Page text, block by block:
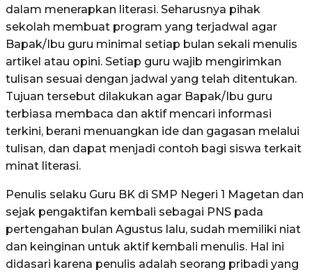
dalam menerapkan literasi. Seharusnya pihak
sekolah membuat program yang terjadwal agar
Bapak/Ibu guru minimal setiap bulan sekali menulis
artikel atau opini. Setiap guru wajib mengirimkan
tulisan sesuai dengan jadwal yang telah ditentukan.
Tujuan tersebut dilakukan agar Bapak/Ibu guru
terbiasa membaca dan aktif mencari informasi
terkini, berani menuangkan ide dan gagasan melalui
tulisan, dan dapat menjadi contoh bagi siswa terkait
minat literasi.
Penulis selaku Guru BK di SMP Negeri 1 Magetan dan
sejak pengaktifan kembali sebagai PNS pada
pertengahan bulan Agustus lalu, sudah memiliki niat
dan keinginan untuk aktif kembali menulis. Hal ini
didasari karena penulis adalah seorang pribadi yang